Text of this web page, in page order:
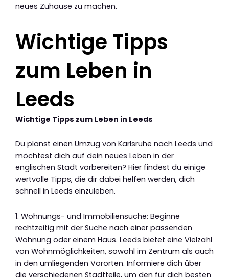
neues Zuhause zu machen.
Wichtige Tipps
zum Leben in
Leeds
Wichtige Tipps zum Leben in Leeds
Du planst einen Umzug von Karlsruhe nach Leeds und
möchtest dich auf dein neues Leben in der
englischen Stadt vorbereiten? Hier findest du einige
wertvolle Tipps, die dir dabei helfen werden, dich
schnell in Leeds einzuleben.
1. Wohnungs- und Immobiliensuche: Beginne
rechtzeitig mit der Suche nach einer passenden
Wohnung oder einem Haus. Leeds bietet eine Vielzahl
von Wohnmöglichkeiten, sowohl im Zentrum als auch
in den umliegenden Vororten. Informiere dich über
die verschiedenen Stadtteile, um den für dich besten